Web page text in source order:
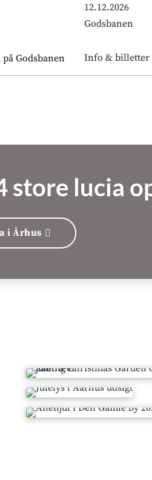
12.12.2026
Godsbanen
Info & billetter
store lucia
i Århus